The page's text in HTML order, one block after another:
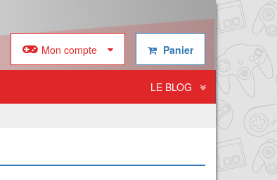
Panier
Mon compte
LE BLOG